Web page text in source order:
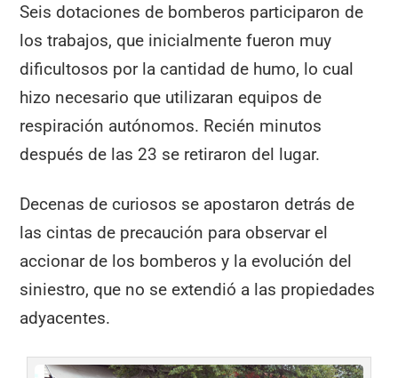
Seis dotaciones de bomberos participaron de
los trabajos, que inicialmente fueron muy
dificultosos por la cantidad de humo, lo cual
hizo necesario que utilizaran equipos de
respiración autónomos. Recién minutos
después de las 23 se retiraron del lugar.
Decenas de curiosos se apostaron detrás de
las cintas de precaución para observar el
accionar de los bomberos y la evolución del
siniestro, que no se extendió a las propiedades
adyacentes.